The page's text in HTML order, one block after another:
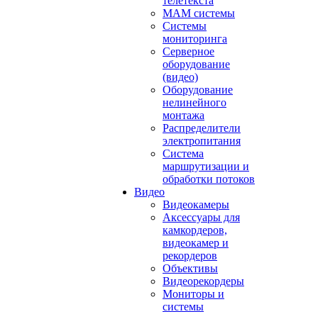
MAM системы
Системы
мониторинга
Серверное
оборудование
(видео)
Оборудование
нелинейного
монтажа
Распределители
электропитания
Система
маршрутизации и
обработки потоков
Видео
Видеокамеры
Аксессуары для
камкордеров,
видеокамер и
рекордеров
Объективы
Видеорекордеры
Мониторы и
системы